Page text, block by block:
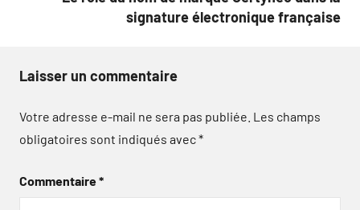
signature électronique française
Laisser un commentaire
Votre adresse e-mail ne sera pas publiée. Les champs
obligatoires sont indiqués avec*
Commentaire*